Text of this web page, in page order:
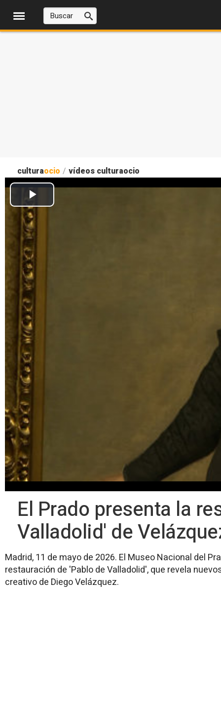
culturaocio / vídeos culturaocio
El Prado presenta la
Valladolid' de
Madrid, 11 de mayo de 2026. El Museo Nacional del
restauración de 'Pablo de Valladolid', que revela
creativo de Diego Velázquez.